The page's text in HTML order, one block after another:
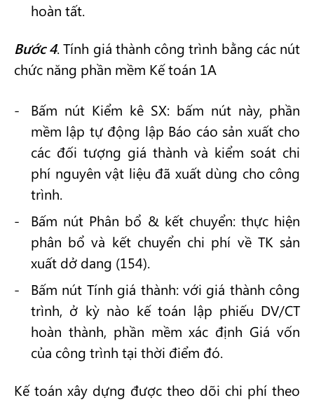
hoàn tất.
Bước 4. Tính giá thành công trình bằng các nút
chức năng phần mềm Kế toán 1A
Bấm nút Kiểm kê SX: bấm nút này, phần
mềm lập tự động lập Báo cáo sản xuất cho
các đối tượng giá thành và kiểm soát chi
phí nguyên vật liệu đã xuất dùng cho công
trình.
Bấm nút Phân bổ & kết chuyển: thực hiện
phân bổ và kết chuyển chi phí về TK sản
xuất dở dang (154).
Bấm nút Tính giá thành: với giá thành công
trình, ở kỳ nào kế toán lập phiếu DV/CT
hoàn thành, phần mềm xác định Giá vốn
của công trình tại thời điểm đó.
Kế toán xây dựng được theo dõi chi phí theo